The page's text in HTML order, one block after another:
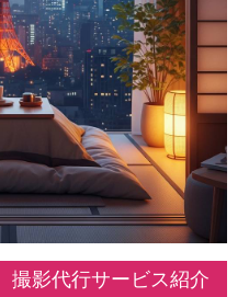
撮影代行サービス紹介